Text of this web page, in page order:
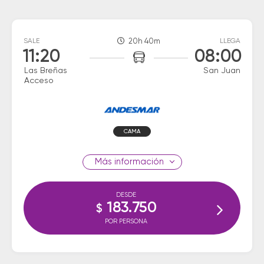
SALE
11:20
Las Breñas
Acceso
20h 40m LLEGA
08:00
San Juan
CAMA
información
DESDE
$ 183.750
POR PERSONA